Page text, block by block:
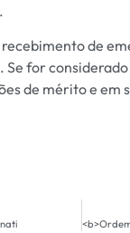
de
Se for
de mérito e em